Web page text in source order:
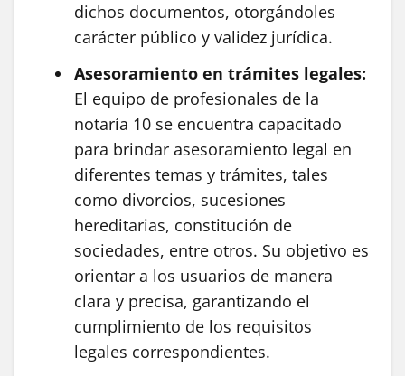
dichos documentos, otorgándoles
carácter público y validez jurídica.
Asesoramiento en trámites legales:
El equipo de profesionales de la
notaría 10 se encuentra capacitado
para brindar asesoramiento legal en
diferentes temas y trámites, tales
como divorcios, sucesiones
hereditarias, constitución de
sociedades, entre otros. Su objetivo es
orientar a los usuarios de manera
clara y precisa, garantizando el
cumplimiento de los requisitos
legales correspondientes.